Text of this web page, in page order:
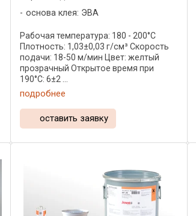
основа клея: ЭВА
Рабочая температура: 180 - 200°C
Плотность: 1,03±0,03 г/см³ Скорость
подачи: 18-50 м/мин Цвет: желтый
прозрачный Открытое время при
190°C: 6±2 ...
подробнее
оставить заявку